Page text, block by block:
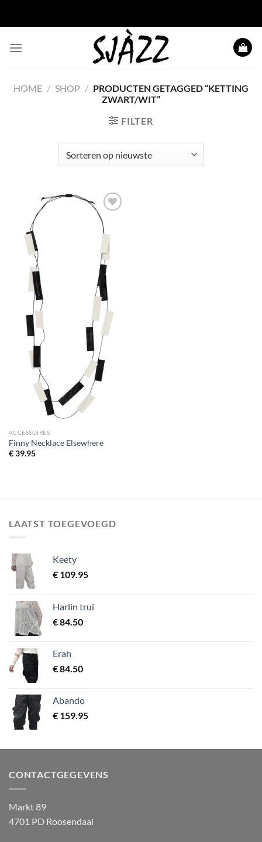
HOME / SHOP / PRODUCTEN GETAGGED “KETTING
ZWART/WIT”
FILTER
Toevoegen
aan
wenslijst
ACCESSOIRES
Finny Necklace Elsewhere
€39.95
LAATST TOEGEVOEGD
Keety
€ 109.95
Harlin trui
€84.50
Erah
€84.50
Abando
€ 159.95
CONTACTGEGEVENS
Markt 89
4701 PD Roosendaal